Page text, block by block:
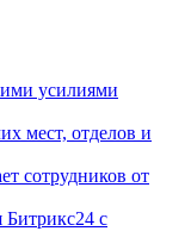
усилиями
мест, отделов и
сотрудников от
Битрикс24 с